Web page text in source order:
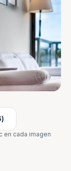
)
en cada imagen